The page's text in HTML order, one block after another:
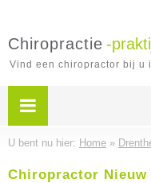
Chiropractie -
Vind een chiropractor bij u
U bent nu hier: Home »
Chiropractor Nieuw